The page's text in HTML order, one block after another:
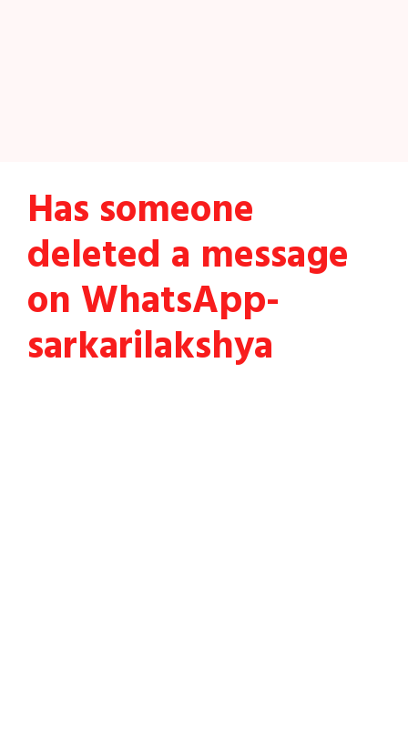
Has someone
deleted a message
on WhatsApp-
sarkarilakshya